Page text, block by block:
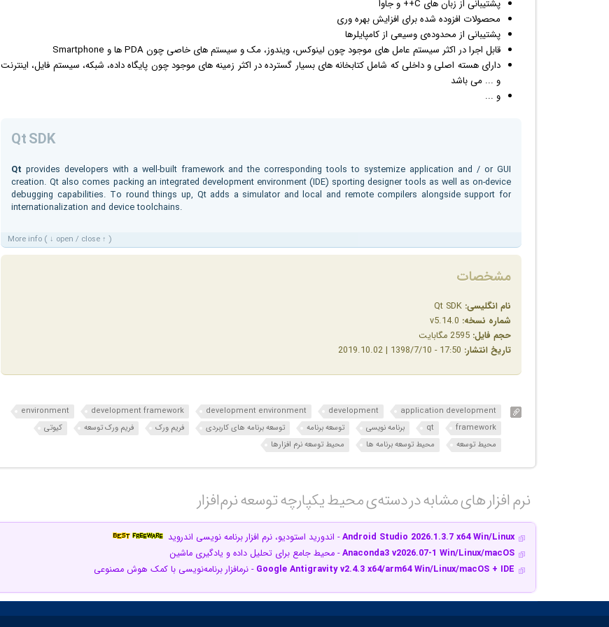
پشتیبانی از زبان های C++ و جاوا
محصولات افزوده شده برای افزایش بهره وری
پشتیبانی از محدوده‌ی وسیعی از کامپایلرها
قابل اجرا در اکثر سیستم عامل های موجود چون لینوکس، ویندوز، مک و سیستم های خاصی چون PDA ها و Smartphone
دارای هسته اصلی و داخلی که شامل کتابخانه های بسیار گسترده در اکثر زمینه های موجود چون پایگاه داده، شبکه، سیستم فایل، اینترنت
و ... می باشد
و ...
Qt SDK
Qt provides developers with a well-built framework and the corresponding tools to systemize application and / or GUI
creation. Qt also comes packing an integrated development environment (IDE) sporting designer tools as well as on-device
debugging capabilities. To round things up, Qt adds a simulator and local and remote compilers alongside support for
internationalization and device toolchains.
More info ( ↓ open / close ↑ )
مشخصات
نام انگلیسی:
شماره نسخه:
حجم فایل:
تاریخ انتشار:
application development
development
development environment
development framework
environment
framework
qt برنامه نویسی توسعه برنامه توسعه برنامه های کاربردی فریم ورک فریم ورک توسعه
کیوتی
محیط توسعه
محیط توسعه برنامه ها محیط توسعه نرم افزارها
نرم افزار های مشابه در دسته‌ی‌ محیط یکپارچه توسعه نرم‌افزار‎
Android Studio 2026.1.3.7 x64 Win/Linux- اندورید استودیو، نرم افزار برنامه نویسی اندروید
Anaconda3 v2026.07-1 Win/Linux/macOS- محیط جامع برای تحلیل داده و یادگیری ماشین
Google Antigravity v2.4.3 x64/arm64 Win/Linux/macOS + IDE - نرم‎افزار برنامه‌نویسی با کمک هوش مصنوعی